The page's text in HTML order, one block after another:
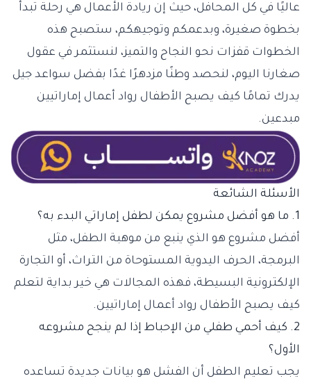
عاليًا في كل المحافل، حيث إن ريادة الأعمال هي رحلة تبدأ
بخطوة صغيرة، وبدعمكم وتوجيهكم، ستصبح هذه
الخطوات قفزات نحو النجاح والتميز، لنستثمر في عقول
صغارنا اليوم، لنحصد وطنًا مزدهرًا غدًا بفضل سواعد جيل
يدرك تمامًا كيف يصبح الأطفال رواد أعمال إماراتيين
مبدعين.
الأسئلة الشائعة
1. ما هو أفضل مشروع يمكن لطفل إماراتي البدء به؟
أفضل مشروع هو الذي ينبع من موهبة الطفل، مثل
البرمجة، الحرف اليدوية المستوحاة من التراث، أو التجارة
الإلكترونية البسيطة، فهذه المجالات هي خير بداية لتعلم
كيف يصبح الأطفال رواد أعمال إماراتيين.
2. كيف أحمي طفلي من الإحباط إذا لم ينجح مشروعه
الأول؟
يجب تعليم الطفل أن الفشل هو بيانات جديدة تساعده